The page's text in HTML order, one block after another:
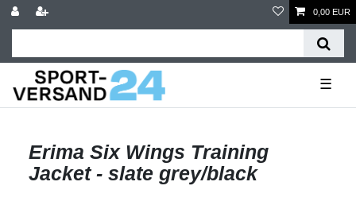
0,00 EUR
☰
Erima Six Wings Training
Jacket - slate grey/black